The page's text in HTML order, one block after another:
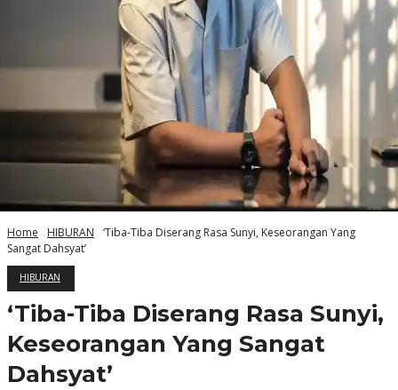
Home HIBURAN
‘Tiba-Tiba Diserang Rasa Sunyi, Keseorangan Yang
Sangat Dahsyat’
HIBURAN
‘Tiba-Tiba Diserang Rasa Sunyi,
Keseorangan Yang Sangat
Dahsyat’